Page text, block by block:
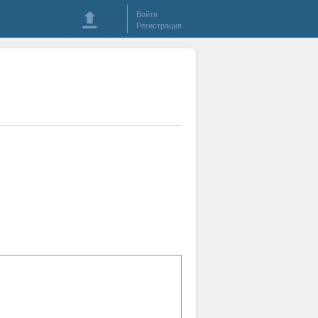
Войти
Регистрация